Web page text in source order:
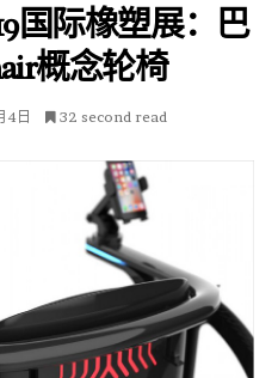
国际橡塑展：巴
概念轮椅
4日 32 second read